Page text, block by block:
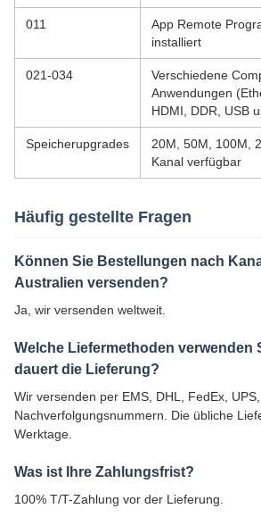
011
App Remote
installiert
021-034
Verschiedene
Anwendungen
HDMI, DDR, USB
Speicherupgrades
20M, 50M, 100M,
Kanal verfügbar
Häufig gestellte Fragen
Können Sie Bestellungen nach
Australien versenden?
Ja, wir versenden weltweit.
Welche Liefermethoden verwenden
dauert die Lieferung?
Wir versenden per EMS, DHL, FedEx,
Nachverfolgungsnummern. Die übliche
Werktage.
Was ist Ihre Zahlungsfrist?
100% T/T-Zahlung vor der Lieferung.